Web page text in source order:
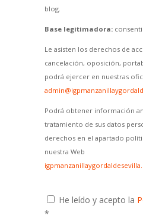
blog.
Base legitimadora:
Le asisten los derechos de
cancelación, oposición,
podrá ejercer en nuestras
Podrá obtener información
tratamiento de sus datos
derechos en el apartado
nuestra Web
He leído y acepto la